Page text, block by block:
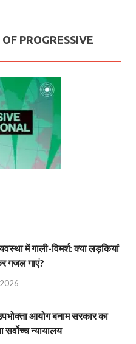
PROGRESSIVE
में गाली-विमर्श: क्या लड़कियां
गजल गाएं?
आयोग बनाम सरकार का
सर्वोच्च न्यायालय